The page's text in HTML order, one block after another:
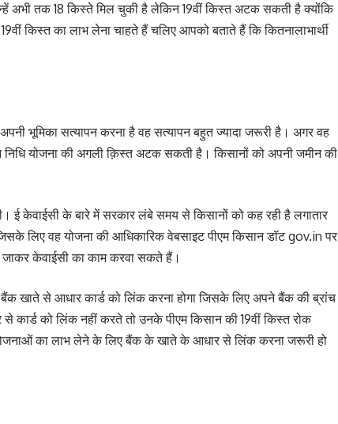
अभी तक 18 किस्ते मिल चुकी है लेकिन 19वीं किस्त अटक सकती है क्योंकि
किस्त का लाभ लेना चाहते हैं चलिए आपको बताते हैं कि कितनालाभार्थी
भूमिका सत्यापन करना है वह सत्यापन बहुत ज्यादा जरूरी है। अगर वह
निधि योजना की अगली क़िस्त अटक सकती है। किसानों को अपनी जमीन की
ई केवाईसी के बारे में सरकार लंबे समय से किसानों को कह रही है लगातार
लिए वह योजना की आधिकारिक वेबसाइट पीएम किसान डॉट gov.in पर
केवाईसी का काम करवा सकते हैं।
खाते से आधार कार्ड को लिंक करना होगा जिसके लिए अपने बैंक की ब्रांच
को लिंक नहीं करते तो उनके पीएम किसान की 19वीं किस्त रोक
का लाभ लेने के लिए बैंक के खाते के आधार से लिंक करना जरूरी हो